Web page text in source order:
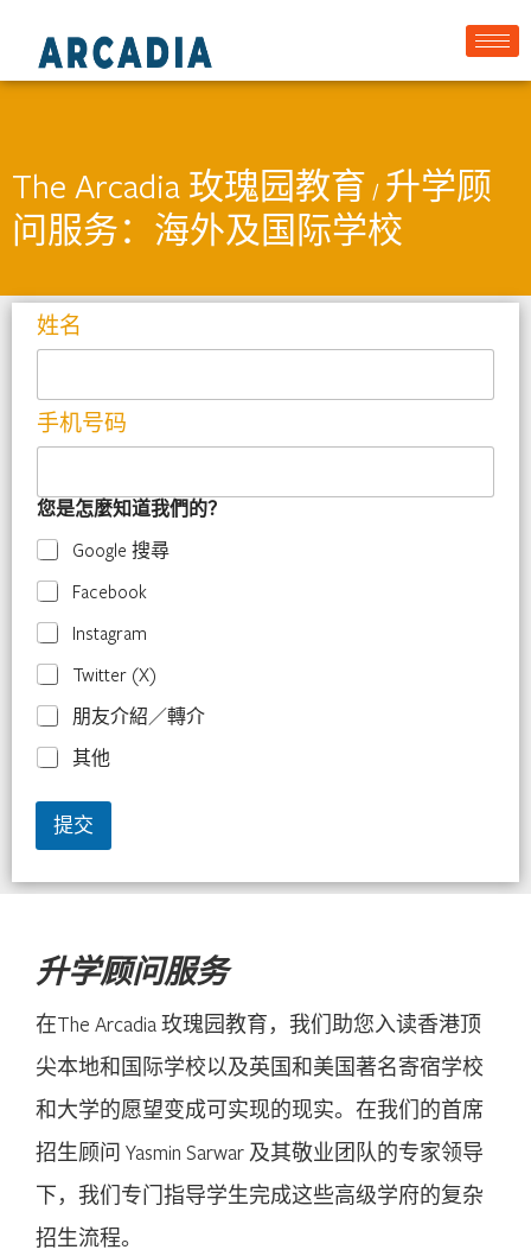
The Arcadia 玫瑰园教育 / 升学顾
问服务：海外及国际学校
姓名
手机号码
您是怎麼知道我們的？
Google 搜尋
Facebook
Instagram
Twitter (X)
朋友介紹／轉介
其他
提交
升学顾问服务
在The Arcadia 玫瑰园教育，我们助您入读香港顶
尖本地和国际学校以及英国和美国著名寄宿学校
和大学的愿望变成可实现的现实。在我们的首席
招生顾问 Yasmin Sarwar 及其敬业团队的专家领导
下，我们专门指导学生完成这些高级学府的复杂
招生流程。